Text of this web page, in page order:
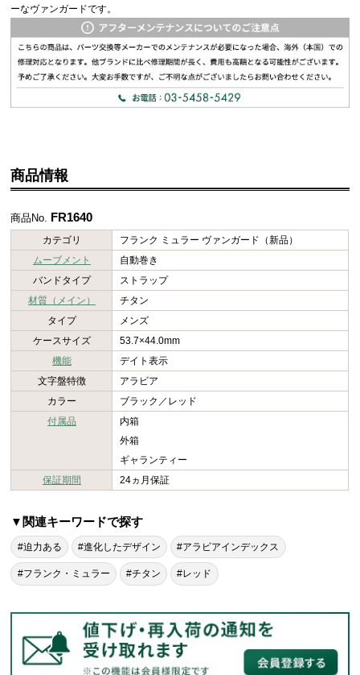
ーなヴァンガードです。
商品情報
商品No. FR1640
カテゴリ
フランク ミュラー ヴァンガード（新品）
ムーブメント
自動巻き
バンドタイプ
ストラップ
材質（メイン）
チタン
タイプ
メンズ
ケースサイズ
53.7×44.0mm
機能
デイト表示
文字盤特徴
アラビア
カラー
ブラック／レッド
付属品
内箱
外箱
ギャランティー
保証期間
24ヵ月保証
▼関連キーワードで探す
#迫力ある #進化したデザイン #アラビアインデックス
#フランク・ミュラー #チタン #レッド